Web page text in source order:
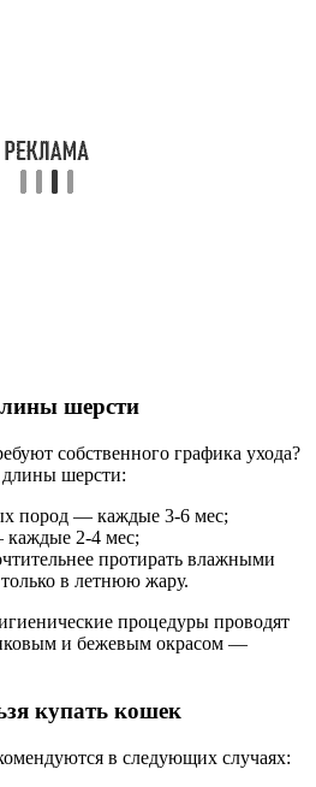
шерсти
собственного графика ухода?
длины шерсти:
пород — каждые 3-6 мес;
2-4 мес;
протирать влажными
в летнюю жару.
процедуры проводят
и бежевым окрасом —
купать кошек
в следующих случаях: